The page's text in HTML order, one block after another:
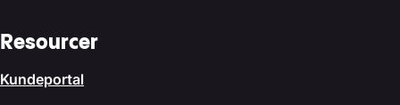
Resourcer
Kundeportal